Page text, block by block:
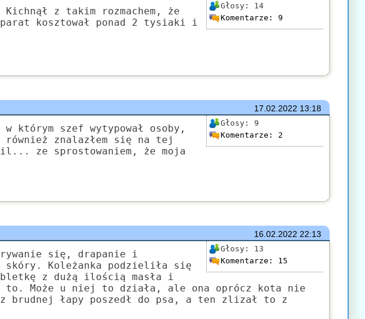
Głosy: 14
Komentarze: 9
z takim rozmachem, że
kosztował ponad 2 tysiaki i
17.02.2022 13:18
Głosy: 9
Komentarze: 2
szef wytypował osoby,
również znalazłem się na tej
ze sprostowaniem, że moja
16.02.2022 22:13
Głosy: 13
Komentarze: 15
się, drapanie i
skóry. Koleżanka podzieliła się
z dużą ilością masła i
to. Może u niej to działa, ale ona oprócz kota nie
brudnej łapy poszedł do psa, a ten zlizał to z